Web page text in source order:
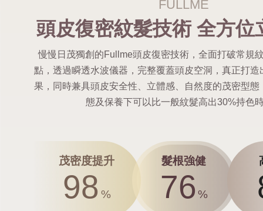
頭皮復密紋髮技術 全方位
慢慢日茂獨創的Fullme頭皮復密技術，全面打破常規
點，透過瞬透水波儀器，完整覆蓋頭皮空洞，真正打造
果，同時兼具頭皮安全性、立體感、自然度的茂密型態
態及保養下可以比一般紋髮高出30%持色
茂密度提升
98
髮根強健
76